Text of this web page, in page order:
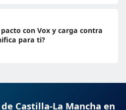
con Vox y carga contra
para ti?
Castilla-La Mancha en